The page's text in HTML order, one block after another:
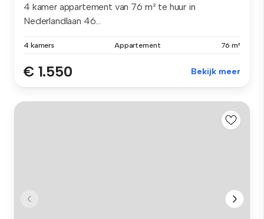
4 kamer appartement van 76 m² te huur in
Nederlandlaan 46...
4 kamers Appartement 76 m²
€ 1.550 Bekijk meer